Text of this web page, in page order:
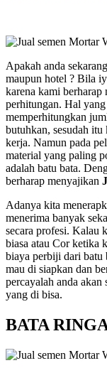
Apakah anda
maupun hotel ? Bila
karena kami berharap
perhitungan. Hal
memperhitungkan
butuhkan, sesudah
kerja. Namun pada
material yang paling
adalah batu bata.
berharap menyajikan
Adanya kita
menerima banyak
secara profesi. Kalau
biasa atau Cor ketika
biaya perbiji dari batu
mau di siapkan dan
percayalah anda
yang di bisa.
BATA